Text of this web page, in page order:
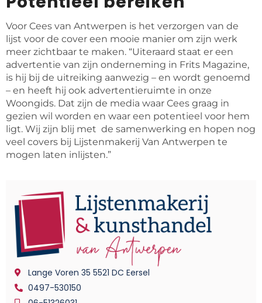
Voor Cees van Antwerpen is het verzorgen van de
lijst voor de cover een mooie manier om zijn werk
meer zichtbaar te maken. “Uiteraard staat er een
advertentie van zijn onderneming in Frits Magazine,
is hij bij de uitreiking aanwezig – en wordt genoemd
– en heeft hij ook advertentieruimte in onze
Woongids. Dat zijn de media waar Cees graag in
gezien wil worden en waar een potentieel voor hem
ligt. Wij zijn blij met de samenwerking en hopen nog
veel covers bij Lijstenmakerij Van Antwerpen te
mogen laten inlijsten.”
Lange Voren 35 5521 DC Eersel
0497-530150